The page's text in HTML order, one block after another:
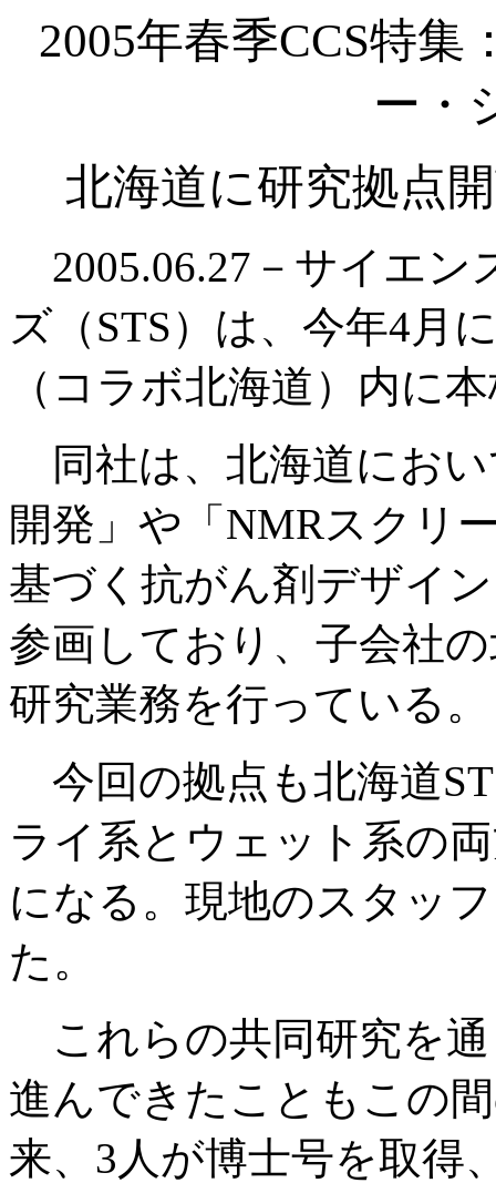
2005年春季CCS特
ー・
北海道に研究拠点
2005.06.27－サイエン
ズ（STS）は、今年4月
（コラボ北海道）内に
同社は、北海道にお
開発」や「NMRスクリ
基づく抗がん剤デザイ
参画しており、子会社
研究業務を行っている。
今回の拠点も北海道
ライ系とウェット系の
になる。現地のスタッ
た。
これらの共同研究を
進んできたこともこの
来、3人が博士号を取得